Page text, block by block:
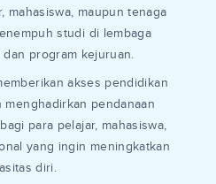
mahasiswa, maupun tenaga
studi di lembaga
program kejuruan.
akses pendidikan
pendanaan
para pelajar, mahasiswa,
yang ingin meningkatkan
diri.